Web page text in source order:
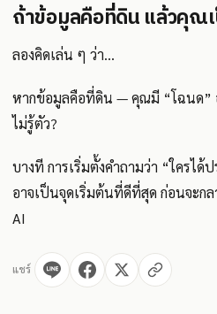
ถ้าข้อมูลคือที่ดิน แล้วคุณเ
ลองคิดเล่น ๆ ว่า...
หากข้อมูลคือที่ดิน — คุณมี “โฉนด”
ไม่รู้ตัว?
บางที การเริ่มตั้งคำถามว่า “ใครได้
อาจเป็นจุดเริ่มต้นที่ดีที่สุด ก่อนจะก
AI
แชร์